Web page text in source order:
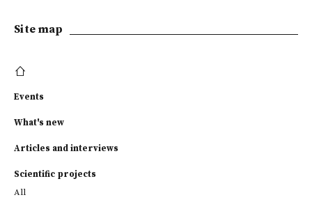
Site map
Events
What's new
Articles and interviews
Scientific projects
All